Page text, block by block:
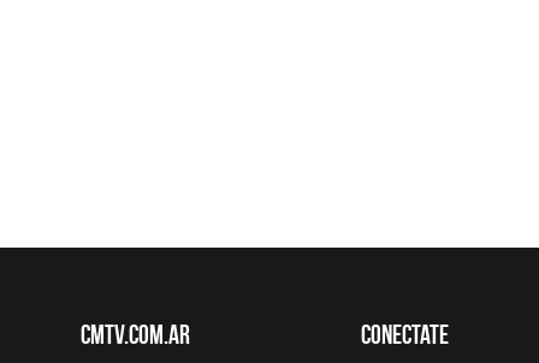
CMTV.com.ar Conectate